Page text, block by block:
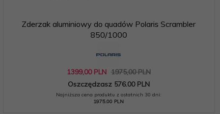
Zderzak aluminiowy do quadów Polaris Scrambler
850/1000
1399,00 PLN 1975,00 PLN
Oszczędzasz 576.00 PLN
Najniższa cena produktu z ostatnich 30 dni:
1975.00 PLN